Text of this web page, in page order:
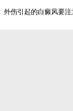
外伤引起的白癜风要注